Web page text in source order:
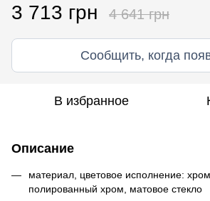
3 713 грн 4 641 грн
Сообщить, когда
В избранное
Описание
материал, цветовое исполнение:
полированный хром, матовое стекло